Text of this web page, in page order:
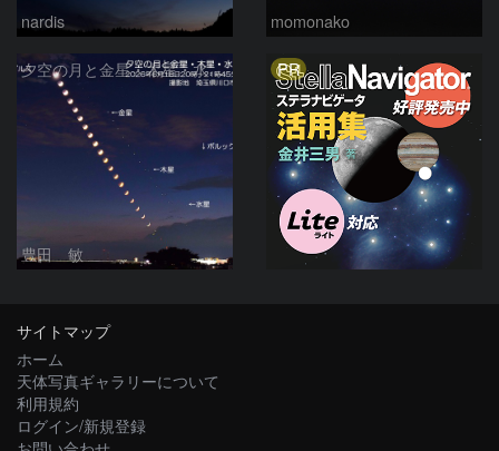
nardis momonako
夕空の月と金星・木星・水星の接近 2026/6/18
豊田 敏
PR
サイトマップ
ホーム
天体写真ギャラリーについて
利用規約
ログイン/新規登録